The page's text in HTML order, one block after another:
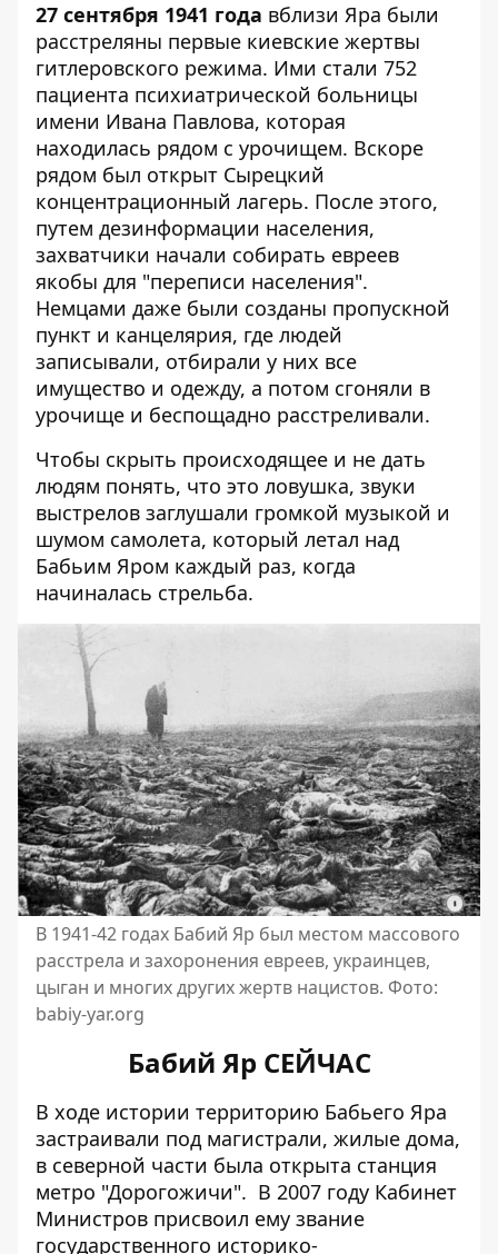
27 сентября 1941 года вблизи Яра были
расстреляны первые киевские жертвы
гитлеровского режима. Ими стали 752
пациента психиатрической больницы
имени Ивана Павлова, которая
находилась рядом с урочищем. Вскоре
рядом был открыт Сырецкий
концентрационный лагерь. После этого,
путем дезинформации населения,
захватчики начали собирать евреев
якобы для "переписи населения".
Немцами даже были созданы пропускной
пункт и канцелярия, где людей
записывали, отбирали у них все
имущество и одежду, а потом сгоняли в
урочище и беспощадно расстреливали.
Чтобы скрыть происходящее и не дать
людям понять, что это ловушка, звуки
выстрелов заглушали громкой музыкой и
шумом самолета, который летал над
Бабьим Яром каждый раз, когда
начиналась стрельба.
В 1941-42 годах Бабий Яр был местом массового
расстрела и захоронения евреев, украинцев,
цыган и многих других жертв нацистов. Фото:
babiy-yar.org
Бабий Яр СЕЙЧАС
В ходе истории территорию Бабьего Яра
застраивали под магистрали, жилые дома,
в северной части была открыта станция
метро "Дорогожичи". В 2007 году Кабинет
Министров присвоил ему звание
государственного историко-